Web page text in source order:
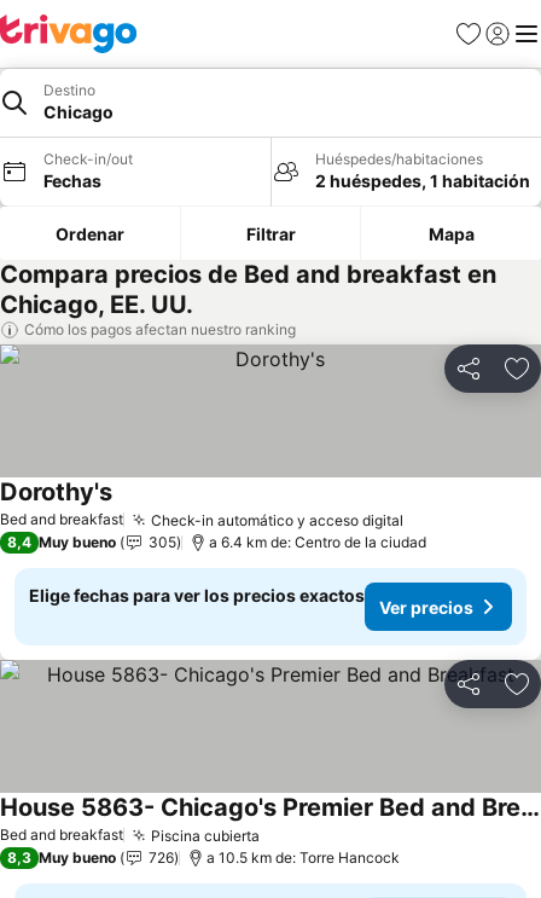
Favoritos
Iniciar
Destino
Chicago
Check-in/out
Fechas
Huéspedes/habitaciones
2 huéspedes, 1 habitación
Ordenar Filtrar Mapa
Compara precios de Bed and breakfast en
Chicago, EE. UU.
Cómo los pagos afectan nuestro ranking
Compartir
Bed and breakfast Check-in automático y acceso digital
Dorothy'sVer precios
8,4 Muy bueno 305 a 6.4 km de: Centro de la ciudad
Elige fechas para ver los precios exactos
Ver precios
Compartir
Bed and breakfast Piscina cubierta
House 5863- Chicago's Premier Bed and Breakfast
Ver precios
8,3 Muy bueno 726 a 10.5 km de: Torre Hancock